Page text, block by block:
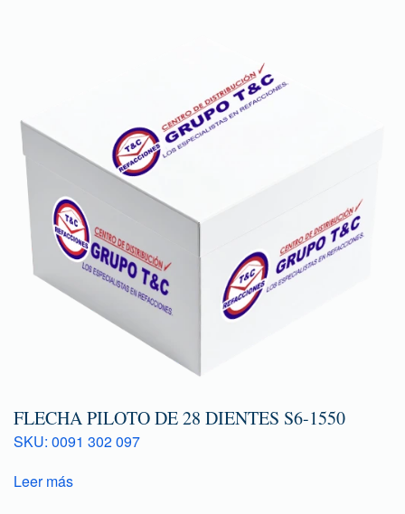
FLECHA PILOTO DE 28 DIENTES S6-1550
SKU: 0091 302 097
Leer más